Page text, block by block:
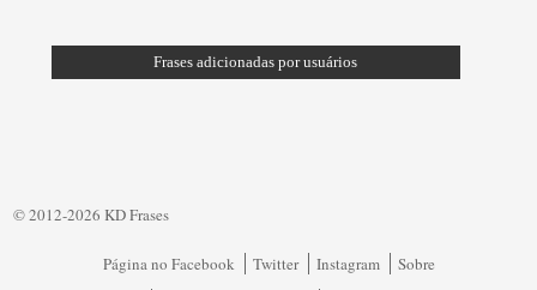
Frases adicionadas por usuários
© 2012-2026 KD Frases
Página no Facebook Twitter Instagram
Sobre